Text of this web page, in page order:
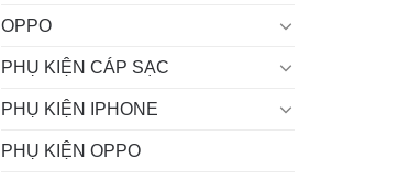
OPPO
PHỤ KIỆN CÁP SẠC
PHỤ KIỆN IPHONE
PHỤ KIỆN OPPO